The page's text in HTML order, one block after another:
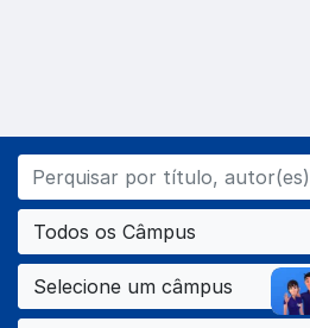
Todos os Câmpus
Selecione um câmpus